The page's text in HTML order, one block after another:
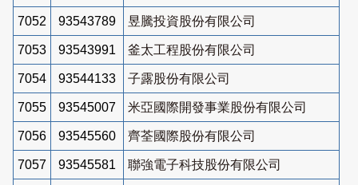
7052 93543789 昱騰投資股份有限公司
7053 93543991 釜太工程股份有限公司
7054 93544133 子露股份有限公司
7055 93545007 米亞國際開發事業股份有限公司
7056 93545560 齊荃國際股份有限公司
7057 93545581 聯強電子科技股份有限公司